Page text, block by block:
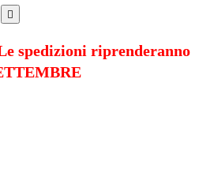

spedizioni riprenderanno